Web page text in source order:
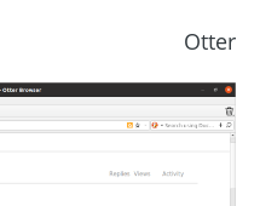
Otter